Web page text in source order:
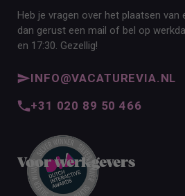
Heb je vragen over het plaatsen van
dan gerust een mail of bel op
en 17:30. Gezellig!
INFO@VACATUREVIA.NL
+31 020 89 50 466
Voor werkgevers